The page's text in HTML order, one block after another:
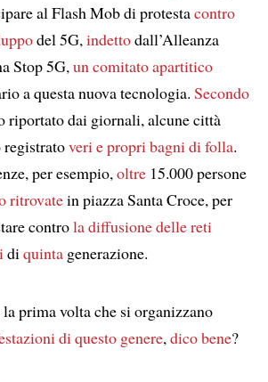
al Flash Mob di protestacontro
del 5G, indettodall’Alleanza
Stop 5G, un comitato apartitico
a questa nuova tecnologia. Secondo
riportato dai giornali, alcune città
registratoveri e propri bagni di folla.
per esempio, oltre15.000 persone
ritrovatein piazza Santa Croce, per
controla diffusione delle reti
di quintagenerazione.
prima volta che si organizzano
di questo genere, dico bene?